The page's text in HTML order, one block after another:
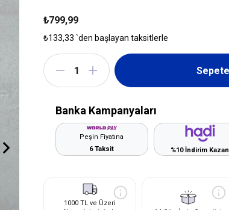
₺799,99
₺133,33 `den başlayan taksitlerle
Banka Kampanyaları
Peşin Fiyatına
6 Taksit
%10 İndirim Kazan
1000 TL ve Üzeri